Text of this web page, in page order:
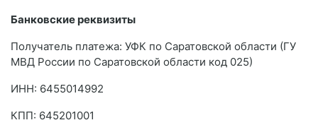
Банковские реквизиты
Получатель платежа: УФК по Саратовской области (ГУ
МВД России по Саратовской области код 025)
ИНН: 6455014992
КПП: 645201001